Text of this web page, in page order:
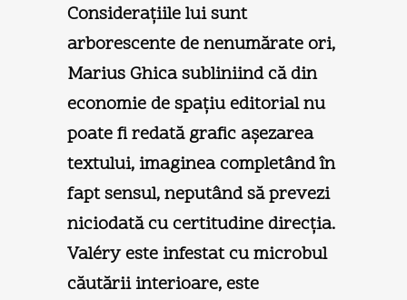
Consideraţiile lui sunt
arborescente de nenumărate ori,
Marius Ghica subliniind că din
economie de spaţiu editorial nu
poate fi redată grafic aşezarea
textului, imaginea completând în
fapt sensul, neputând să prevezi
niciodată cu certitudine direcţia.
Valéry este infestat cu microbul
căutării interioare, este